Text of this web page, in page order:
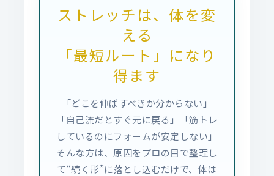
ストレッチは、体を変
える
「最短ルート」になり
得ます
「どこを伸ばすべきか分からない」
「自己流だとすぐ元に戻る」「筋トレ
しているのにフォームが安定しない」
そんな方は、原因をプロの目で整理し
て“続く形”に落とし込むだけで、体は